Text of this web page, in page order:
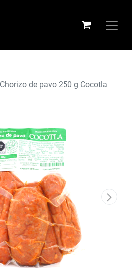
Chorizo de pavo 250 g Cocotla